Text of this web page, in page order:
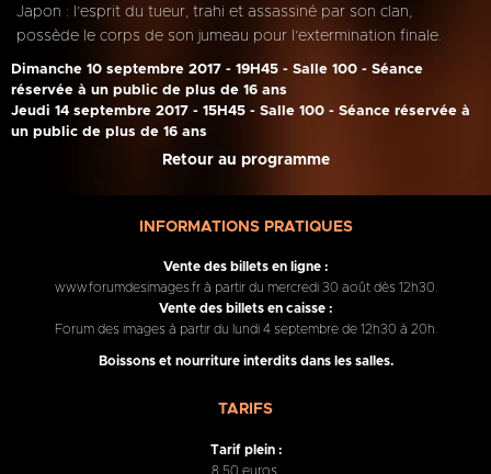
Japon : l’esprit du tueur, trahi et assassiné par son clan,
possède le corps de son jumeau pour l’extermination finale.
Dimanche 10 septembre 2017 - 19H45 - Salle 100 - Séance
réservée à un public de plus de 16 ans
Jeudi 14 septembre 2017 - 15H45 - Salle 100 - Séance réservée à
un public de plus de 16 ans
Retour au programme
INFORMATIONS PRATIQUES
Vente des billets en ligne :
www.forumdesimages.fr à partir du mercredi 30 août dès 12h30.
Vente des billets en caisse :
Forum des images à partir du lundi 4 septembre de 12h30 à 20h.
Boissons et nourriture interdits dans les salles.
TARIFS
Tarif plein :
8,50 euros.